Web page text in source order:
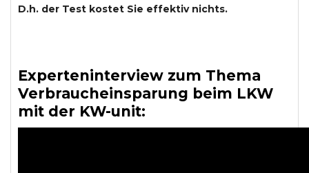
D.h. der Test kostet Sie effektiv nichts.
Experteninterview zum Thema
Verbraucheinsparung beim LKW
mit der KW-unit: